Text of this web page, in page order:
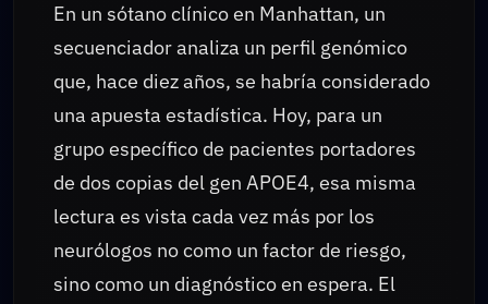
En un sótano clínico en Manhattan, un
secuenciador analiza un perfil genómico
que, hace diez años, se habría considerado
una apuesta estadística. Hoy, para un
grupo específico de pacientes portadores
de dos copias del gen APOE4, esa misma
lectura es vista cada vez más por los
neurólogos no como un factor de riesgo,
sino como un diagnóstico en espera. El